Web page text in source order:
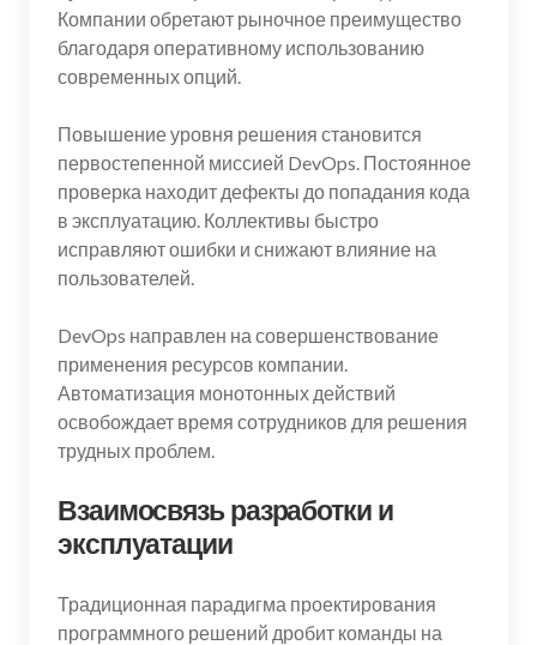
Компании обретают рыночное преимущество
благодаря оперативному использованию
современных опций.
Повышение уровня решения становится
первостепенной миссией DevOps. Постоянное
проверка находит дефекты до попадания кода
в эксплуатацию. Коллективы быстро
исправляют ошибки и снижают влияние на
пользователей.
DevOps направлен на совершенствование
применения ресурсов компании.
Автоматизация монотонных действий
освобождает время сотрудников для решения
трудных проблем.
Взаимосвязь разработки и
эксплуатации
Традиционная парадигма проектирования
программного решений дробит команды на